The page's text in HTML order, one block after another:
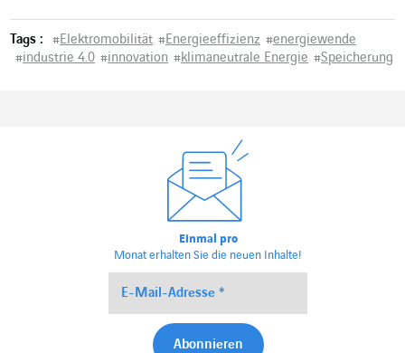
Tags : #Elektromobilität #Energieeffizienz #energiewende
#industrie 4.0 #innovation #klimaneutrale Energie #Speicherung
Einmal pro
Monat erhalten Sie die neuen Inhalte!